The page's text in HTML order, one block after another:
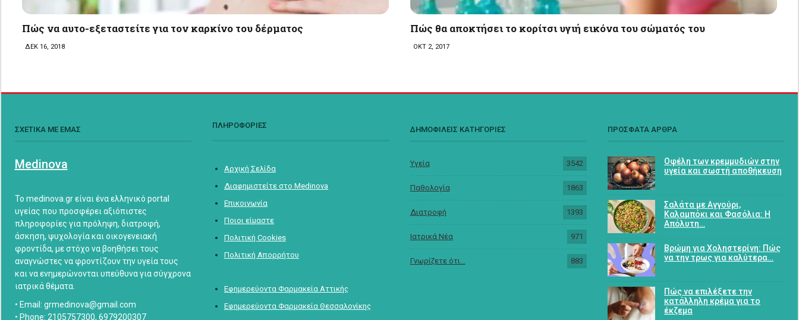
Πώς να αυτο-εξεταστείτε για τον καρκίνο του δέρματος
ΔΕΚ 16, 2018
Πώς θα αποκτήσει το κορίτσι υγιή εικόνα του σώματός του
ΟΚΤ 2, 2017
ΣΧΕΤΙΚΑ ΜΕ ΕΜΑΣ
Medinova
Το medinova.gr είναι ένα ελληνικό portal
υγείας που προσφέρει αξιόπιστες
πληροφορίες για πρόληψη, διατροφή,
άσκηση, ψυχολογία και οικογενειακή
φροντίδα, με στόχο να βοηθήσει τους
αναγνώστες να φροντίζουν την υγεία τους
και να ενημερώνονται υπεύθυνα για σύγχρονα
ιατρικά θέματα.
• Email: grmedinova@gmail.com
• Phone: 2105757300, 6979200307
ΠΛΗΡΟΦΟΡΙΕΣ
Αρχική Σελίδα
Διαφημιστείτε στο Medinova
Επικοινωνία
Ποιοι είμαστε
Πολιτική Cookies
Πολιτική Απορρήτου
Εφημερεύοντα Φαρμακεία Αττικής
Εφημερεύοντα Φαρμακεία Θεσσαλονίκης
ΔΗΜΟΦΙΛΕΙΣ ΚΑΤΗΓΟΡΙΕΣ
Υγεία 3542
Παθολογία 1863
Διατροφή 1393
Ιατρικά Νέα 971
Γνωρίζετε ότι... 883
ΠΡΟΣΦΑΤΑ ΑΡΘΡΑ
Οφέλη των κρεμμυδιών στην
υγεία και σωστή αποθήκευση
Σαλάτα με Αγγούρι,
Καλαμπόκι και Φασόλια: Η
Απόλυτη…
Βρώμη για Χοληστερίνη: Πώς
να την τρως για καλύτερα…
Πώς να επιλέξετε την
κατάλληλη κρέμα για το
έκζεμα